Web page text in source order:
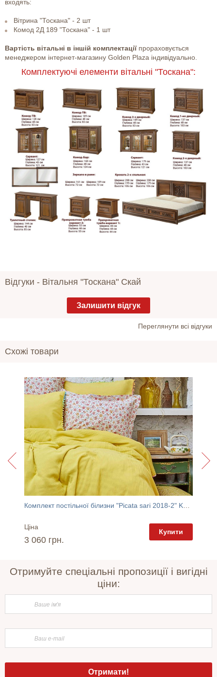
входять:
Вітрина "Тоскана" - 2 шт
Комод 2Д 189 "Тоскана" - 1 шт
Вартість вітальні в іншій комплектації прораховується
менеджером інтернет-магазину Golden Plaza індивідуально.
Комплектуючі елементи вітальні "Тоскана":
Відгуки - Вітальня "Тоскана" Скай
Залишити відгук
Переглянути всі відгуки
Схожі товари
Ціна
3 060 грн.
Купити
Отримуйте спеціальні пропозиції і вигідні
ціни: